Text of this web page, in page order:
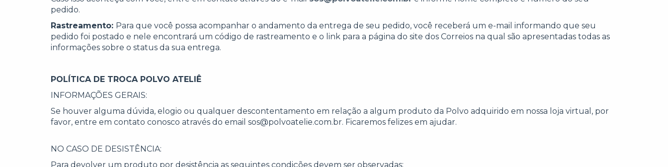
pedido.
Rastreamento: Para que você possa acompanhar o andamento da entrega de seu pedido, você receberá um e-mail informando que seu
pedido foi postado e nele encontrará um código de rastreamento e o link para a página do site dos Correios na qual são apresentadas todas as
informações sobre o status da sua entrega.
POLÍTICA DE TROCA POLVO ATELIÊ
INFORMAÇÕES GERAIS:
Se houver alguma dúvida, elogio ou qualquer descontentamento em relação a algum produto da Polvo adquirido em nossa loja virtual, por
favor, entre em contato conosco através do email sos@polvoatelie.com.br. Ficaremos felizes em ajudar.
NO CASO DE DESISTÊNCIA:
Para devolver um produto por desistência as seguintes condições devem ser observadas: